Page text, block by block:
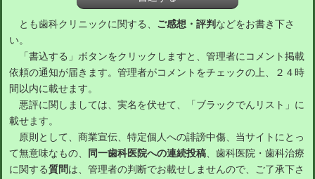
とも歯科クリニックに関する、 ご感想・評判 などをお書き下さ
い。
「書込する」ボタンをクリックしますと、管理者にコメント掲載
依頼の通知が届きます。管理者がコメントをチェックの上、２４時
間以内に載せます。
悪評に関しましては、実名を伏せて、「ブラックでんリスト」に
載せます。
原則として、商業宣伝、特定個人への誹謗中傷、当サイトにとっ
て無意味なもの、
同一歯科医院への連続投稿、歯科医院・歯科治療
に関する質問は、管理者の判断でお載せしませんので、ご了承下さ